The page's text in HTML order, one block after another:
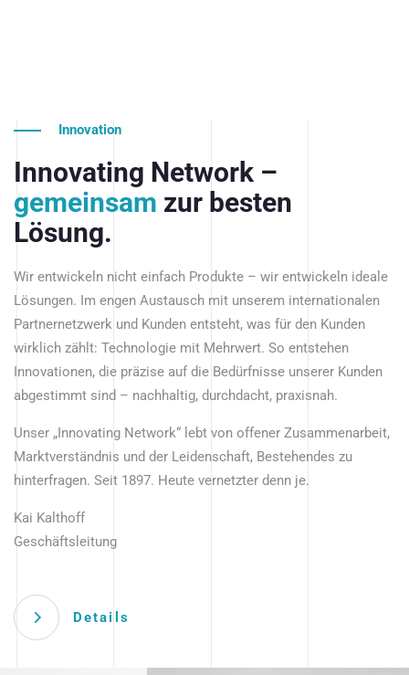
Innovation
Innovating Network –
gemeinsam zur besten
Lösung.
Wir entwickeln nicht einfach Produkte – wir entwickeln ideale
Lösungen. Im engen Austausch mit unserem internationalen
Partnernetzwerk und Kunden entsteht, was für den Kunden
wirklich zählt: Technologie mit Mehrwert. So entstehen
Innovationen, die präzise auf die Bedürfnisse unserer Kunden
abgestimmt sind – nachhaltig, durchdacht, praxisnah.
Unser „Innovating Network“ lebt von offener Zusammenarbeit,
Marktverständnis und der Leidenschaft, Bestehendes zu
hinterfragen. Seit 1897. Heute vernetzter denn je.
Kai Kalthoff
Geschäftsleitung
Details